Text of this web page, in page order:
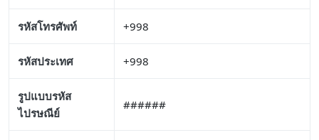
รหัสโทรศัพท์ +998
รหัสประเทศ +998
รูปแบบรหัส
ไปรษณีย์
######